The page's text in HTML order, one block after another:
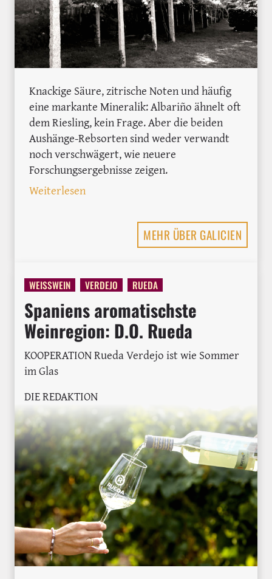
Knackige Säure, zitrische Noten und häufig
eine markante Mineralik: Albariño ähnelt oft
dem Riesling, kein Frage. Aber die beiden
Aushänge-Rebsorten sind weder verwandt
noch verschwägert, wie neuere
Forschungsergebnisse zeigen.
Weiterlesen: Albariño vs. Riesling: Wie ähnlich
MEHR ÜBER GALICIEN
WEISSWEIN VERDEJO RUEDA
Spaniens aromatischste
Weinregion: D.O. Rueda
KOOPERATION Rueda Verdejo ist wie Sommer
im Glas
DIE REDAKTION